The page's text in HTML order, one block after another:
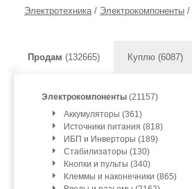
Электротехника/ Электрокомпоненты /
Продам (132665) Куплю (6087)
Электрокомпоненты (21157)
Аккумуляторы (361)
Источники питания (818)
ИБП и Инверторы (189)
Стабилизаторы (130)
Кнопки и пульты (340)
Клеммы и наконечники (865)